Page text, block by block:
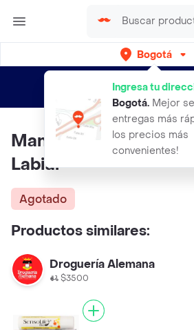
Bogotá
Ingresa tu
Bogotá. Mejor
entregas más
los precios más
convenientes!
envíos gratis por semanas
Manteca De Cacao
Labial +++
Agotado
Productos similares:
Droguería Alemana
$3500